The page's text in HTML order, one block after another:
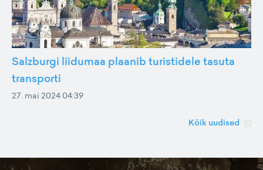
Salzburgi liidumaa plaanib turistidele tasuta
transporti
27. mai 2024 04:39
Kõik uudised